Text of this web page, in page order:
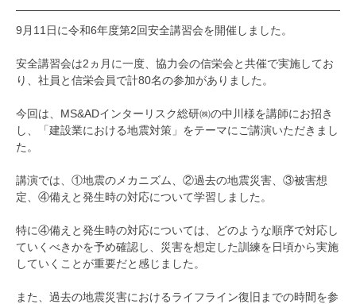
9月11日に令和6年度第2回安全講習会を開催しました。
安全講習会は2ヵ月に一度、協力会の信栄会と共催で実施してお
り、社員と信栄会員で計80名の参加がありました。
今回は、MS&ADインターリスク総研㈱の中川様を講師にお招き
し、「建設業における地震対策」をテーマにご講演いただきまし
た。
講演では、①地震のメカニズム、②過去の地震災害、③被害想
定、④備えと発生時の対応について学習しました。
特に④備えと発生時の対応については、どのような順序で対応し
ていくべきかを予め確認し、災害を想定した訓練を日頃から実施
していくことが重要だと感じました。
また、過去の地震災害におけるライフライン復旧までの時間を参